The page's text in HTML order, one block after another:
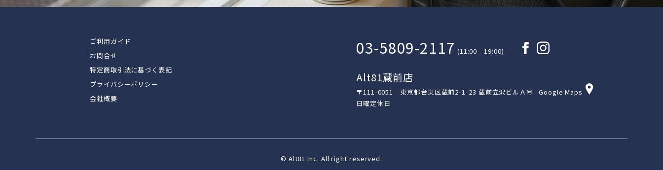
ご利用ガイド
お問合せ
特定商取引法に基づく表記
プライバシーポリシー
会社概要
03-5809-2117 (11:00 - 19:00)
Alt81蔵前店
〒111-0051 東京都台東区蔵前2-1-23 蔵前立沢ビルＡ号
日曜定休日
Google Maps
© Alt81 Inc. All right reserved.